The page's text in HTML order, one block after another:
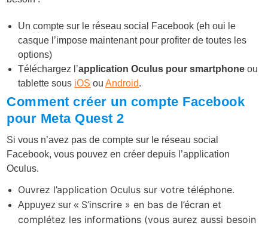
Un compte sur le réseau social Facebook (eh oui le
casque l’impose maintenant pour profiter de toutes les
options)
Téléchargez l’application Oculus pour smartphone ou
tablette sous iOS ouAndroid.
Comment créer un compte Facebook
pour Meta Quest 2
Si vous n’avez pas de compte sur le réseau social
Facebook, vous pouvez en créer depuis l’application
Oculus.
Ouvrez l’application Oculus sur votre téléphone.
Appuyez sur « S’inscrire » en bas de l’écran et
complétez les informations (vous aurez aussi besoin